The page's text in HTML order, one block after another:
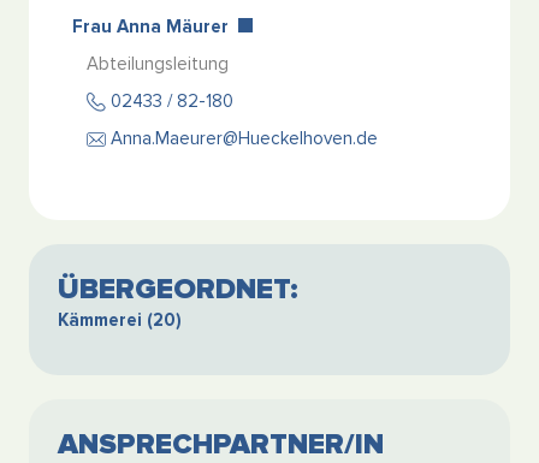
Frau Anna Mäurer
Abteilungsleitung
02433 / 82-180
Anna.Maeurer@Hueckelhoven.de
ÜBERGEORDNET:
Kämmerei (20)
ANSPRECHPARTNER/IN